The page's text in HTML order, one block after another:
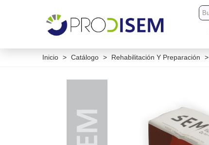
Inicio > Catálogo > Rehabilitación Y Preparación >